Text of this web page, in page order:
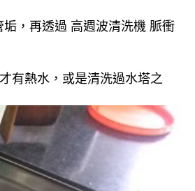
，再透過 高週波清洗機 脈衝
有熱水，或是清洗過水塔之